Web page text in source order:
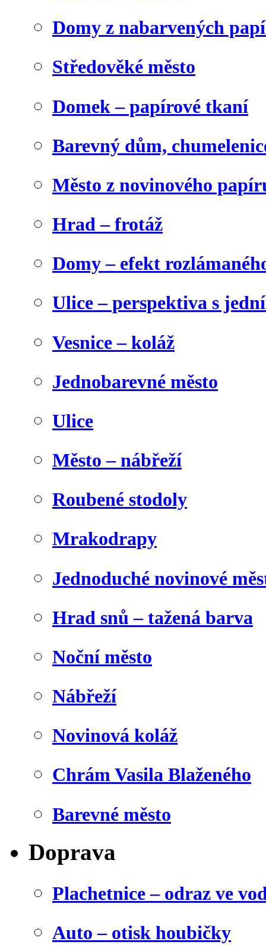
Domy z nabarvených
Středověké město
Domek – papírové tkaní
Barevný dům,
Město z novinového
Hrad – frotáž
Domy – efekt
Ulice – perspektiva s
Vesnice – koláž
Jednobarevné město
Ulice
Město – nábřeží
Roubené stodoly
Mrakodrapy
Jednoduché novinové
Hrad snů – tažená barva
Noční město
Nábřeží
Novinová koláž
Chrám Vasila Blaženého
Barevné město
Doprava
Plachetnice – odraz ve
Auto – otisk houbičky